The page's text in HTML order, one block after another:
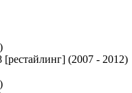
[рестайлинг] (2007 - 2012)